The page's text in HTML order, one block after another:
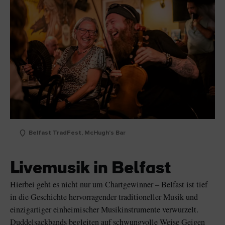
Belfast TradFest, McHugh's Bar
Livemusik in Belfast
Hierbei geht es nicht nur um Chartgewinner – Belfast ist tief
in die Geschichte hervorragender traditioneller Musik und
einzigartiger einheimischer Musikinstrumente verwurzelt.
Duddelsackbands begleiten auf schwungvolle Weise Geigen